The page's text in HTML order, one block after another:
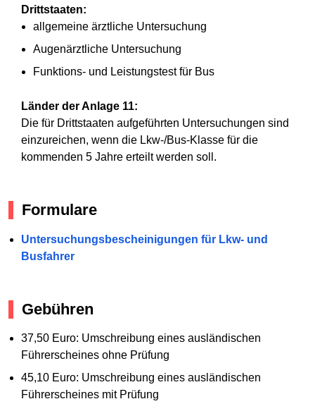
Drittstaaten:
allgemeine ärztliche Untersuchung
Augenärztliche Untersuchung
Funktions- und Leistungstest für Bus
Länder der Anlage 11:
Die für Drittstaaten aufgeführten Untersuchungen sind
einzureichen, wenn die Lkw-/Bus-Klasse für die
kommenden 5 Jahre erteilt werden soll.
Formulare
Untersuchungsbescheinigungen für Lkw- und
Busfahrer
Gebühren
37,50 Euro: Umschreibung eines ausländischen
Führerscheines ohne Prüfung
45,10 Euro: Umschreibung eines ausländischen
Führerscheines mit Prüfung